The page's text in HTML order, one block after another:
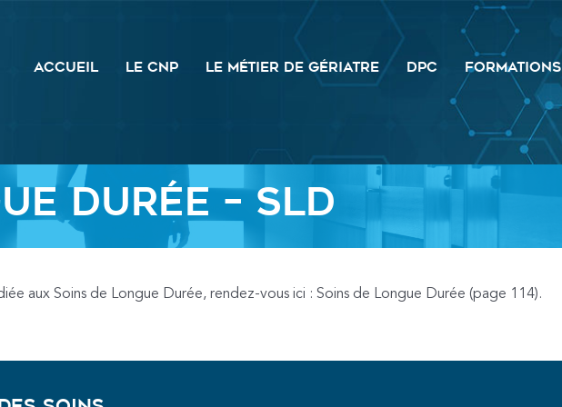
ACCUEIL LE CNP LE MÉTIER DE GÉRIATRE DPC FORMATIONS
Durée – SLD
aux Soins de Longue Durée, rendez-vous ici : Soins de Longue Durée (page 114).